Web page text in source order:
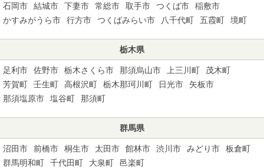
石岡市
結城市 下妻市 常総市 取手市 つくば市
稲敷市
かすみがうら市
行方市 つくばみらい市 八千代町 五霞町 境町
栃木県
足利市 佐野市 栃木さくら市 那須烏山市 上三川町
茂木町
芳賀町
壬生町 高根沢町 栃木那珂川町 日光市
矢板市
那須塩原市
塩谷町 那須町
群馬県
沼田市 前橋市 桐生市 太田市 館林市 渋川市 みどり市
板倉町
群馬明和町
千代田町 大泉町 邑楽町